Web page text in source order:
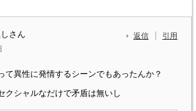
さん 返信 引用
て異性に発情するシーンでもあったんか？
クシャルなだけで矛盾は無いし